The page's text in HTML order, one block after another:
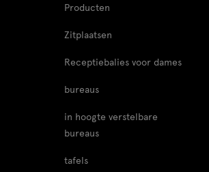
Producten
Zitplaatsen
Receptiebalies voor dames
bureaus
in hoogte verstelbare
bureaus
tafels